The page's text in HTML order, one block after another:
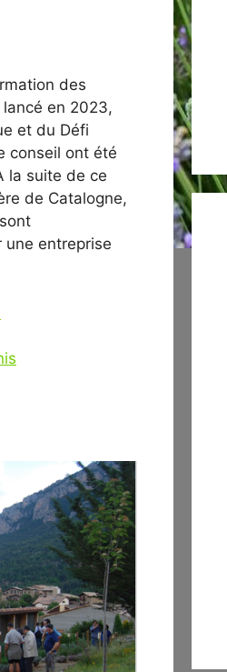
des
en 2023,
et du Défi
conseil ont été
la suite de ce
de Catalogne,
entreprise